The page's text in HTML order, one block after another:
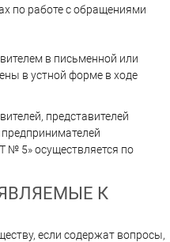
по работе с обращениями
в письменной или
в устной форме в ходе
представителей
№ 5»осуществляется по
К
если содержат вопросы,